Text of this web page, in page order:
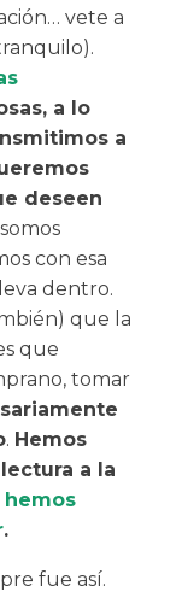
vete a
a lo
a
deseen
con esa
dentro.
que la
que
tomar
. Hemos
a la
hemos
.
fue así.